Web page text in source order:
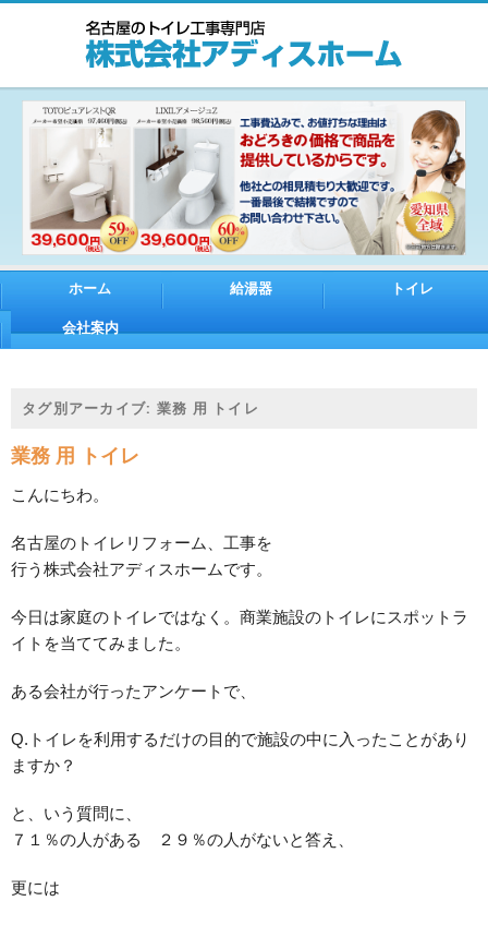
ホーム 給湯器 トイレ
会社案内
タグ別アーカイブ: 業務 用 トイレ
業務 用 トイレ
こんにちわ。
名古屋のトイレリフォーム、工事を
行う株式会社アディスホームです。
今日は家庭のトイレではなく。商業施設のトイレにスポットラ
イトを当ててみました。
ある会社が行ったアンケートで、
Q.トイレを利用するだけの目的で施設の中に入ったことがあり
ますか？
と、いう質問に、
７１％の人がある ２９％の人がないと答え、
更には